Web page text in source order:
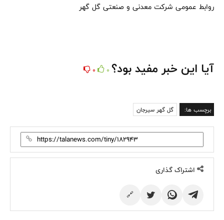
روابط عمومی شرکت معدنی و صنعتی گل گهر
آیا این خبر مفید بود؟ 0
0
برچسب ها: گل گهر سیرجان
اشتراک گذاری
🔗